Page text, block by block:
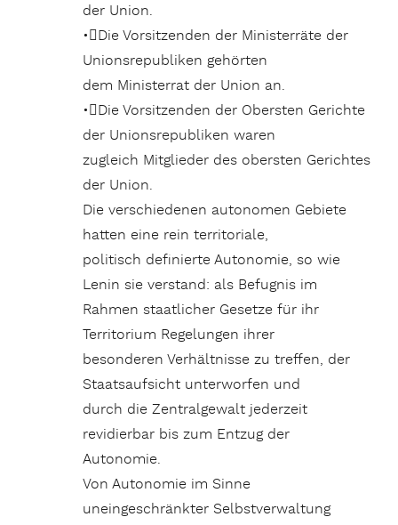
der Union.
•Die Vorsitzenden der Ministerräte der
Unionsrepubliken gehörten
dem Ministerrat der Union an.
•Die Vorsitzenden der Obersten Gerichte
der Unionsrepubliken waren
zugleich Mitglieder des obersten Gerichtes
der Union.
Die verschiedenen autonomen Gebiete
hatten eine rein territoriale,
politisch definierte Autonomie, so wie
Lenin sie verstand: als Befugnis im
Rahmen staatlicher Gesetze für ihr
Territorium Regelungen ihrer
besonderen Verhältnisse zu treffen, der
Staatsaufsicht unterworfen und
durch die Zentralgewalt jederzeit
revidierbar bis zum Entzug der
Autonomie.
Von Autonomie im Sinne
uneingeschränkter Selbstverwaltung